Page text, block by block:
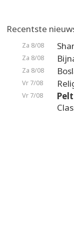
Recentste
Za 8/08
Za 8/08
Za 8/08
Vr 7/08
Vr 7/08 Pelt